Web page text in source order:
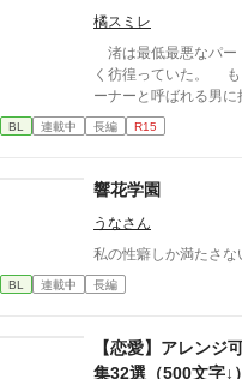
橘スミレ
渚は最低最悪なパー
く彷徨っていた。 も
ーナーと呼ばれる男
理玖さんという名前
ただ執着心がすごく強
の全てを知ろうとす
しくなってしまう。
みを増していくが、渚
にされちゃうSubのお話です！ アルフ
BL 連載中 長編 R15
響花学園
うなさん
私の性癖しか満たさな
BL 連載中 長編
【恋愛】アレンジ
集32選（500文字↓）